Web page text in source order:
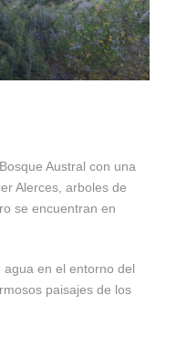
Austral con una
Alerces, arboles de
se encuentran en
en el entorno del
paisajes de los